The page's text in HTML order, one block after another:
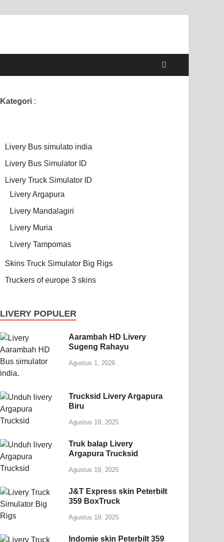
Kategori :
Livery Bus simulato india
Livery Bus Simulator ID
Livery Truck Simulator ID
Livery Argapura
Livery Mandalagiri
Livery Muria
Livery Tampomas
Skins Truck Simulator Big Rigs
Truckers of europe 3 skins
LIVERY POPULER
Aarambah HD Livery
Sugeng Rahayu
Agustus 1, 2026
Trucksid Livery Argapura
Biru
Agustus 19, 2025
Truk balap Livery
Argapura Trucksid
Agustus 19, 2025
J&T Express skin Peterbilt
359 BoxTruck
Agustus 19, 2025
Indomie skin Peterbilt 359